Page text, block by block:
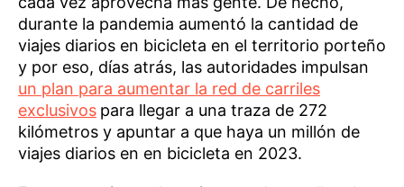
durante la pandemia aumentó la cantidad de
viajes diarios en bicicleta en el territorio porteño
y por eso, días atrás, las autoridades impulsan
un plan para aumentar la red de carriles
exclusivos para llegar a una traza de 272
kilómetros y apuntar a que haya un millón de
viajes diarios en en bicicleta en 2023.